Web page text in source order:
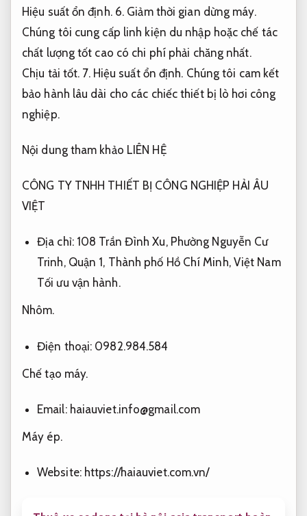
Hiệu suất ổn định.6. Giảm thời gian dừng máy.
Chúng tôi cung cấp linh kiện du nhập hoặc chế tác
chất lượng tốt cao có chi phí phải chăng nhất.
Chịu tải tốt. 7. Hiệu suất ổn định. Chúng tôi cam kết
bảo hành lâu dài cho các chiếc thiết bị lò hơi công
nghiệp.
Nội dung tham khảo LIÊN HỆ
CÔNG TY TNHH THIẾT BỊ CÔNG NGHIỆP HẢI ÂU
VIỆT
Địa chỉ: 108 Trần Đình Xu, Phường Nguyễn Cư
Trinh, Quận 1, Thành phố Hồ Chí Minh, Việt Nam
Tối ưu vận hành.
Nhôm.
Điện thoại: 0982.984.584
Chế tạo máy.
Email: haiauviet.info@gmail.com
Máy ép.
Website: https://haiauviet.com.vn/